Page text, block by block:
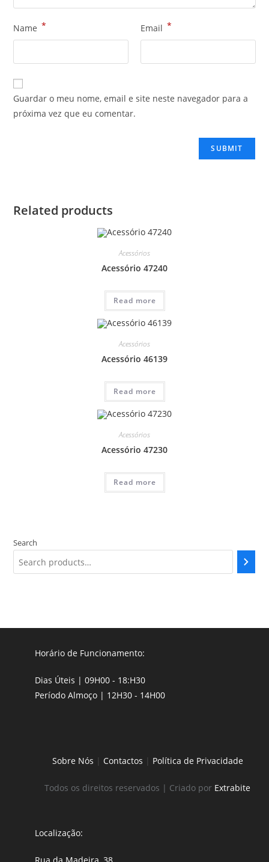
Name * Email *
Guardar o meu nome, email e site neste navegador para a
próxima vez que eu comentar.
Related products
Acessórios
Acessório 47240
Read more
Acessórios
Acessório 46139
Read more
Acessórios
Acessório 47230
Read more
Search
Horário de Funcionamento:
Dias Úteis | 09H00 - 18:H30
Período Almoço | 12H30 - 14H00
Sobre Nós | Contactos | Política de Privacidade
Todos os direitos reservados | Criado por Extrabite
Localização: